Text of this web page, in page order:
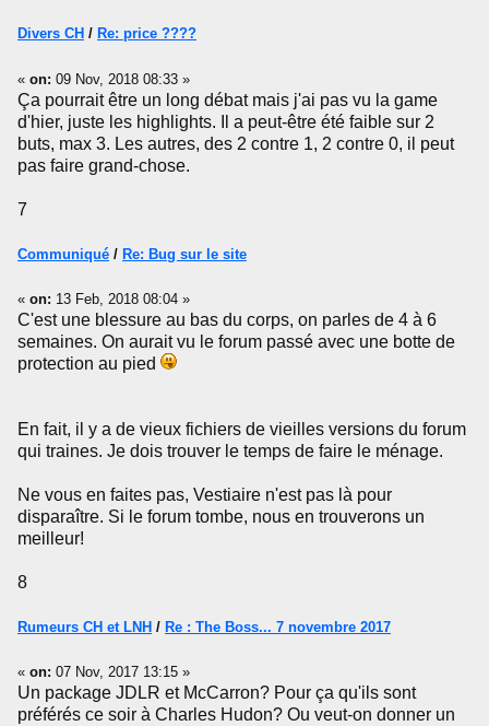
Divers CH / Re: price ????
« on: 09 Nov, 2018 08:33 »
Ça pourrait être un long débat mais j'ai pas vu la game
d'hier, juste les highlights. Il a peut-être été faible sur 2
buts, max 3. Les autres, des 2 contre 1, 2 contre 0, il peut
pas faire grand-chose.
7
Communiqué / Re: Bug sur le site
« on: 13 Feb, 2018 08:04 »
C'est une blessure au bas du corps, on parles de 4 à 6
semaines. On aurait vu le forum passé avec une botte de
protection au pied
En fait, il y a de vieux fichiers de vieilles versions du forum
qui traines. Je dois trouver le temps de faire le ménage.
Ne vous en faites pas, Vestiaire n'est pas là pour
disparaître. Si le forum tombe, nous en trouverons un
meilleur!
8
Rumeurs CH et LNH / Re : The Boss... 7 novembre 2017
« on: 07 Nov, 2017 13:15 »
Un package JDLR et McCarron? Pour ça qu'ils sont
préférés ce soir à Charles Hudon? Ou veut-on donner un